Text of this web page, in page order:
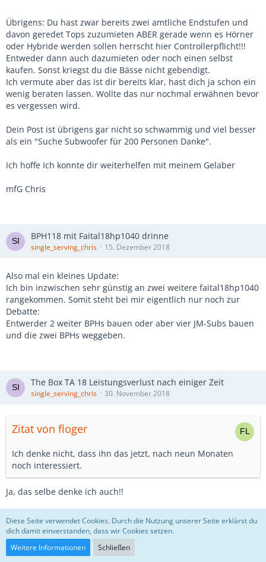
Übrigens: Du hast zwar bereits zwei amtliche Endstufen und
davon geredet Tops zuzumieten ABER gerade wenn es Hörner
oder Hybride werden sollen herrscht hier Controllerpflicht!!!
Entweder dann auch dazumieten oder noch einen selbst
kaufen. Sonst kriegst du die Bässe nicht gebendigt.
Ich vermute aber das ist dir bereits klar, hast dich ja schon ein
wenig beraten lassen. Wollte das nur nochmal erwähnen bevor
es vergessen wird.
Dein Post ist übrigens gar nicht so schwammig und viel besser
als ein "Suche Subwoofer für 200 Personen Danke".
Ich hoffe Ich konnte dir weiterhelfen mit meinem Gelaber
mfG Chris
BPH118 mit Faital18hp1040 drinne
single_serving_chris 15. Dezember 2018
Also mal ein kleines Update:
Ich bin inzwischen sehr günstig an zwei weitere faital18hp1040
rangekommen. Somit steht bei mir eigentlich nur noch zur
Debatte:
Entwerder 2 weiter BPHs bauen oder aber vier JM-Subs bauen
und die zwei BPHs weggeben.
The Box TA 18 Leistungsverlust nach einiger Zeit
single_serving_chris 30. November 2018
Zitat von floger
Ich denke nicht, dass ihn das jetzt, nach neun Monaten
noch interessiert.
Ja, das selbe denke ich auch!!
Aber vllt interessiert es Jemanden mit einem ähnlichen
Problem der (ausnahmsweise) die SuFu zu benutzen weis...
Diese Seite verwendet Cookies. Durch die Nutzung unserer Seite erklärst du
dich damit einverstanden, dass wir Cookies setzen.
Weitere Informationen
Schließen